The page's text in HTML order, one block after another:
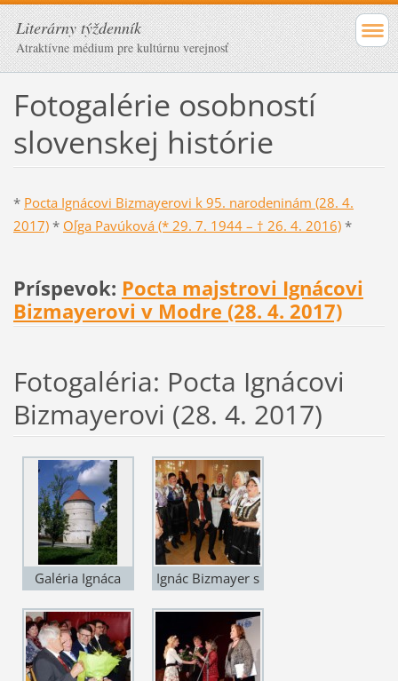
Literárny týždenník
Atraktívne médium pre kultúrnu verejnosť
Fotogalérie osobností
slovenskej histórie
* Pocta Ignácovi Bizmayerovi k 95. narodeninám (28. 4.
2017)* Oľga Pavúková (* 29. 7. 1944 – † 26. 4. 2016)*
Príspevok: Pocta majstrovi Ignácovi
Bizmayerovi v Modre (28. 4. 2017)
Fotogaléria: Pocta Ignácovi
Bizmayerovi (28. 4. 2017)
Galéria Ignáca
starobylej bašte v
Modre. Foto ©
František Mach
Ignác Bizmayer s
folklórneho
súboru Kraľovan.
Modra 28. 4.